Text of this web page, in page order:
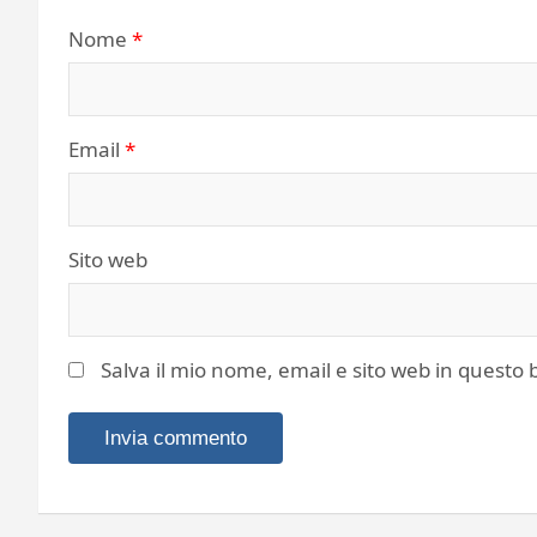
Nome *
Email *
Sito web
Salva il mio nome, email e sito web in